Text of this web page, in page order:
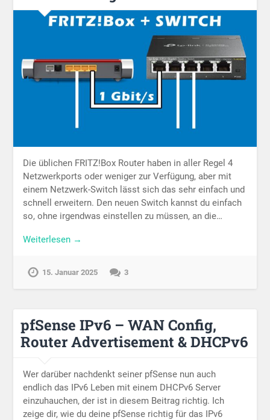
Die üblichen FRITZ!Box Router haben in aller Regel 4
Netzwerkports oder weniger zur Verfügung, aber mit
einem Netzwerk-Switch lässt sich das sehr einfach und
schnell erweitern. Den neuen Switch kannst du einfach
so, ohne irgendwas einstellen zu müssen, an die…
Weiterlesen →
15. Januar 2025 3
pfSense IPv6 – WAN Config,
Router Advertisement & DHCPv6
Wer darüber nachdenkt seiner pfSense nun auch
endlich das IPv6 Leben mit einem DHCPv6 Server
einzuhauchen, der ist in diesem Beitrag richtig. Ich
zeige dir, wie du deine pfSense richtig für das IPv6